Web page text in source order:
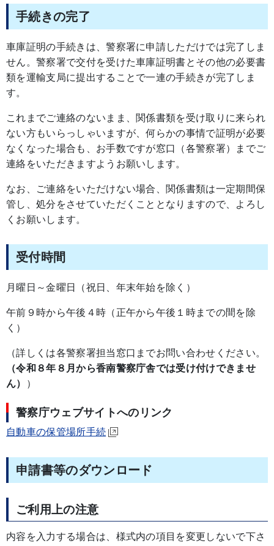
手続きの完了
車庫証明の手続きは、警察署に申請しただけでは完了しま
せん。警察署で交付を受けた車庫証明書とその他の必要書
類を運輸支局に提出することで一連の手続きが完了しま
す。
これまでご連絡のないまま、関係書類を受け取りに来られ
ない方もいらっしゃいますが、何らかの事情で証明が必要
なくなった場合も、お手数ですが窓口（各警察署）までご
連絡をいただきますようお願いします。
なお、ご連絡をいただけない場合、関係書類は一定期間保
管し、処分をさせていただくこととなりますので、よろし
くお願いします。
受付時間
月曜日～金曜日（祝日、年末年始を除く）
午前９時から午後４時（正午から午後１時までの間を除
く）
（詳しくは各警察署担当窓口までお問い合わせください。
（令和８年８月から香南警察庁舎では受け付けできませ
ん）
）
警察庁ウェブサイトへのリンク
自動車の保管場所手続
申請書等のダウンロード
ご利用上の注意
内容を入力する場合は、様式内の項目を変更しないで下さ